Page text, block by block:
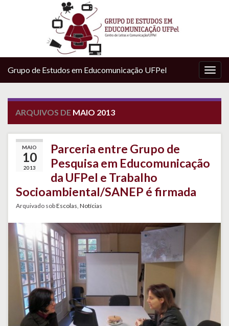
Grupo de Estudos em Educomunicação UFPel
ARQUIVOS DE MAIO 2013
MAIO
10
2013
Parceria entre Grupo de
Pesquisa em Educomunicação
da UFPel e Trabalho
Socioambiental/SANEP é firmada
Arquivado sobEscolas Notícias